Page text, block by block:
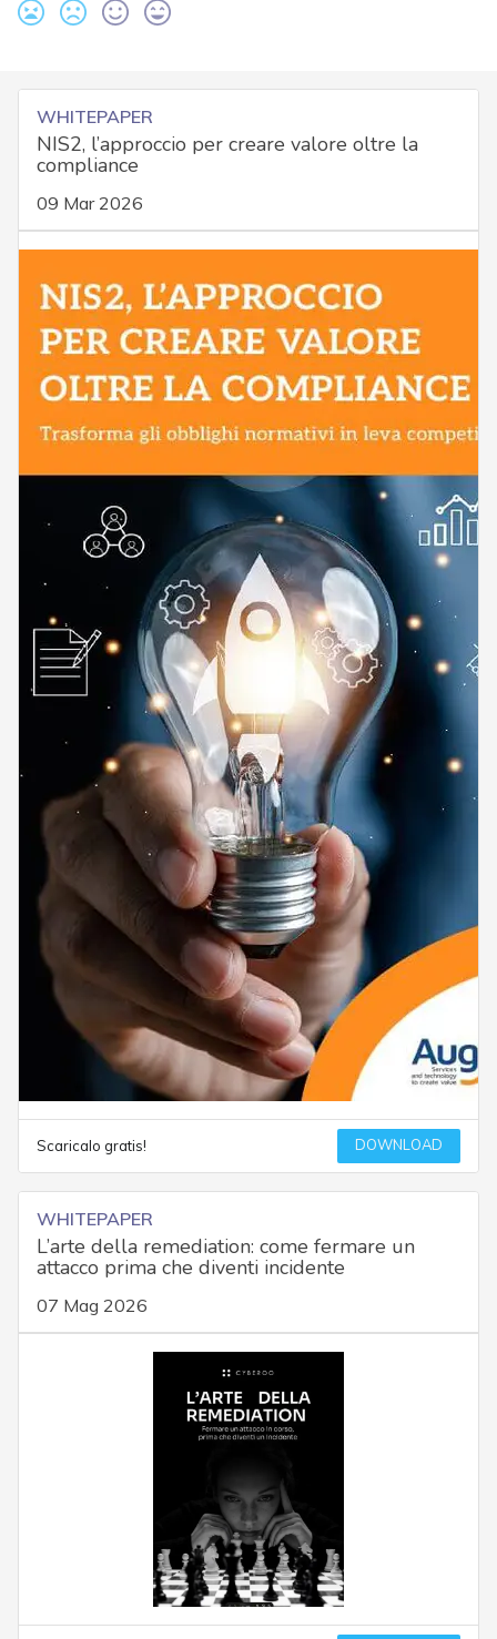
WHITEPAPER
NIS2, l’approccio per creare valore oltre la
compliance
09 Mar 2026
Scaricalo gratis! DOWNLOAD
WHITEPAPER
L’arte della remediation: come fermare un
attacco prima che diventi incidente
07 Mag 2026